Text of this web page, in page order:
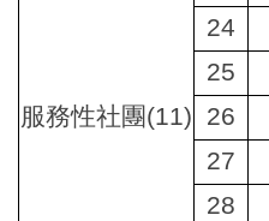
服務性社團(11)
24
25
26
27
28